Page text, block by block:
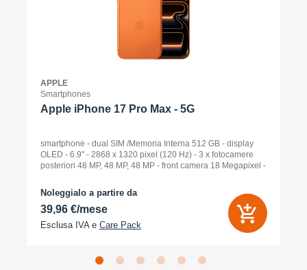
APPLE
Smartphones
Apple iPhone 17 Pro Max - 5G
smartphone - dual SIM /Memoria Interna 512 GB - display
OLED - 6.9" - 2868 x 1320 pixel (120 Hz) - 3 x fotocamere
posteriori 48 MP, 48 MP, 48 MP - front camera 18 Megapixel -
Noleggialo a partire da
39,96 €/mese
Esclusa IVA e Care Pack